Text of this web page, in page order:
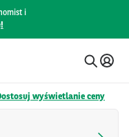
i
wyświetlanie ceny